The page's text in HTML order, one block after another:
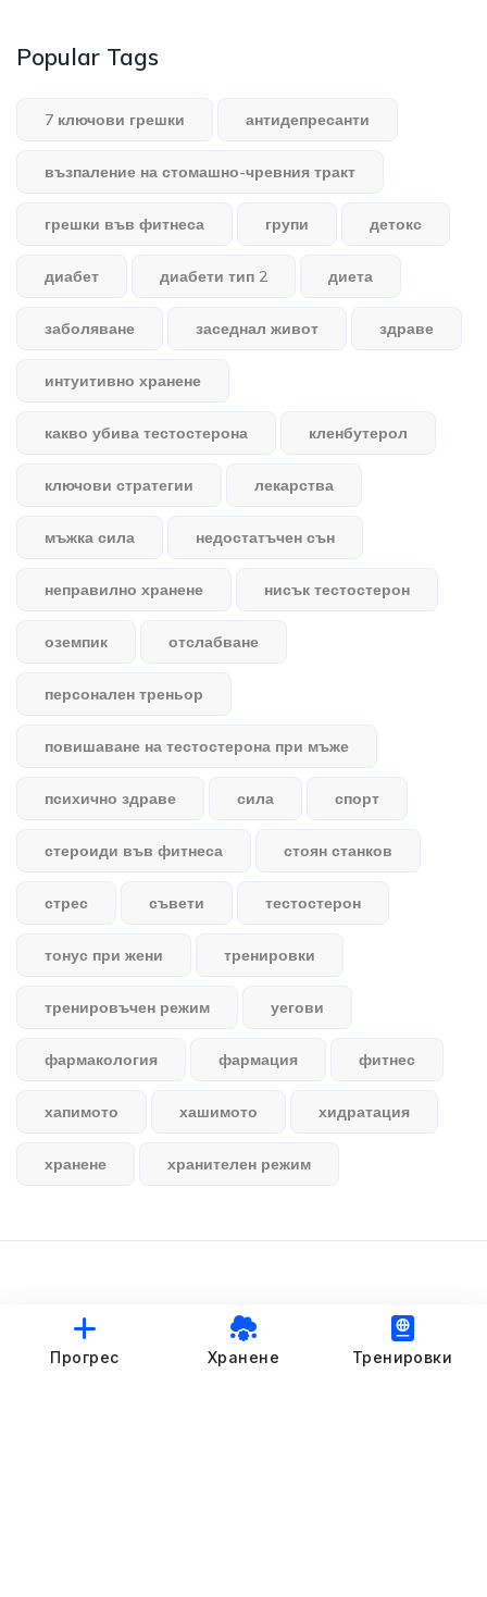
Popular Tags
7 ключови грешки антидепресанти
възпаление на стомашно-чревния тракт
грешки във фитнеса групи детокс
диабет диабети тип 2 диета
заболяване заседнал живот здраве
интуитивно хранене
какво убива тестостерона кленбутерол
ключови стратегии лекарства
мъжка сила недостатъчен сън
неправилно хранене нисък тестостерон
оземпик отслабване
персонален треньор
повишаване на тестостерона при мъже
психично здраве сила спорт
стероиди във фитнеса стоян станков
стрес съвети тестостерон
тонус при жени тренировки
тренировъчен режим уегови
фармакология фармация фитнес
хапимото хашимото хидратация
хранене хранителен режим
© StankovFit Progress App | 2025
Прогрес Хранене Тренировки